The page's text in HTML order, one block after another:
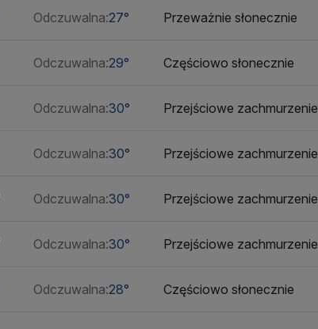
Odczuwalna:27° Przeważnie słonecznie
Odczuwalna:29° Częściowo słonecznie
Odczuwalna:30° Przejściowe zachmurzenie
Odczuwalna:30° Przejściowe zachmurzenie
Odczuwalna:30° Przejściowe zachmurzenie
Odczuwalna:30° Przejściowe zachmurzenie
Odczuwalna:28° Częściowo słonecznie